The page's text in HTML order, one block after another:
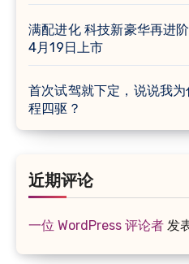
满配进化 科技新豪华再进
4月19日上市
首次试驾就下定，说说我
程四驱？
近期评论
一位 WordPress 评论者 发